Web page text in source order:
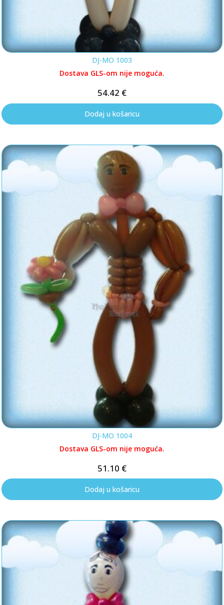
DJ-MO 1003
Dostava GLS-om nije moguća.
54.42 €
Dodaj u košaricu
DJ-MO 1004
Dostava GLS-om nije moguća.
51.10 €
Dodaj u košaricu